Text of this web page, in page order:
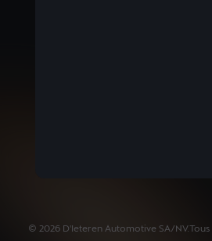
© 2026 D'Ieteren Automotive SA/NV.